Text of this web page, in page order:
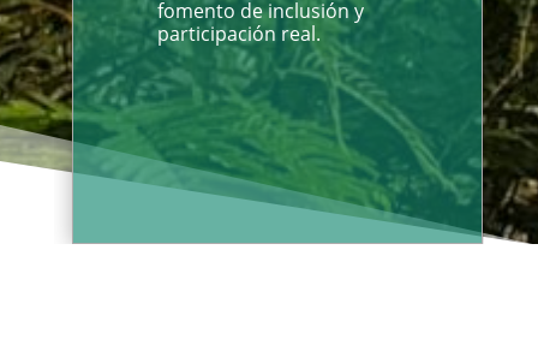
fomento de inclusión y
participación real.